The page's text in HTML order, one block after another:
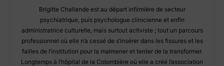
Brigitte Challande est au départ infirmière de secteur
psychiatrique, puis psychologue clinicienne et enfin
administratrice culturelle, mais surtout activiste ; tout un parcours
professionnel où elle n’a cessé de s’insérer dans les fissures et les
failles de l’institution pour la malmener et tenter de la transformer.
Longtemps à l’hôpital de la Colombière où elle a créé l’association